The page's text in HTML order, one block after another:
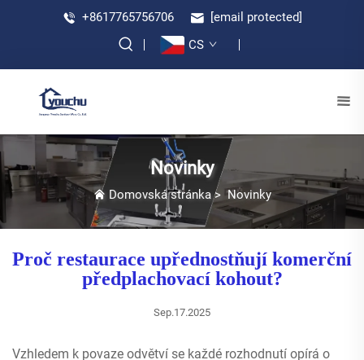
+8617765756706
[email protected]
CS
Novinky
Domovská stránka>Novinky
Proč restaurace upřednostňují komerční
předplachovací kohout?
Sep.17.2025
Vzhledem k povaze odvětví se každé rozhodnutí opírá o